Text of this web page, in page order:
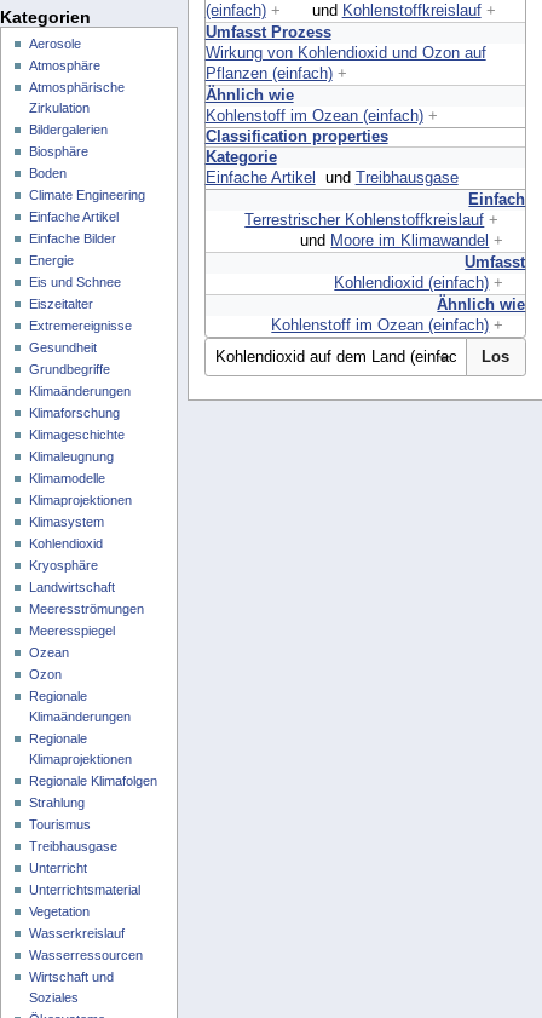
(einfach) + und Kohlenstoffkreislauf +
Umfasst Prozess
Wirkung von Kohlendioxid und Ozon auf
Pflanzen (einfach) +
Ähnlich wie
Kohlenstoff im Ozean (einfach) +
Classification properties
Kategorie
Einfache Artikel
und Treibhausgase
Einfach
Terrestrischer Kohlenstoffkreislauf +
und Moore im Klimawandel +
Umfasst
Kohlendioxid (einfach) +
Ähnlich wie
Kohlenstoff im Ozean (einfach) +
Kategorien
Aerosole
Atmosphäre
Atmosphärische
Zirkulation
Bildergalerien
Biosphäre
Boden
Climate Engineering
Einfache Artikel
Einfache Bilder
Energie
Eis und Schnee
Eiszeitalter
Extremereignisse
Gesundheit
Grundbegriffe
Klimaänderungen
Klimaforschung
Klimageschichte
Klimaleugnung
Klimamodelle
Klimaprojektionen
Klimasystem
Kohlendioxid
Kryosphäre
Landwirtschaft
Meeresströmungen
Meeresspiegel
Ozean
Ozon
Regionale
Klimaänderungen
Regionale
Klimaprojektionen
Regionale Klimafolgen
Strahlung
Tourismus
Treibhausgase
Unterricht
Unterrichtsmaterial
Vegetation
Wasserkreislauf
Wasserressourcen
Wirtschaft und
Soziales